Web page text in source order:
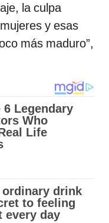
la culpa
y esas
más maduro”,